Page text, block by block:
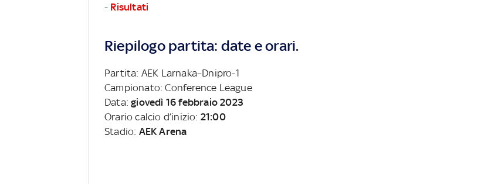
- Risultati
Riepilogo partita: date e orari.
Partita: AEK Larnaka–Dnipro-1
Campionato: Conference League
Data:giovedì 16 febbraio 2023
Orario calcio d’inizio: 21:00
Stadio: AEK Arena